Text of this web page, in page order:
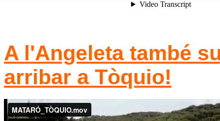
A l'Angeleta també
arribar a Tòquio!